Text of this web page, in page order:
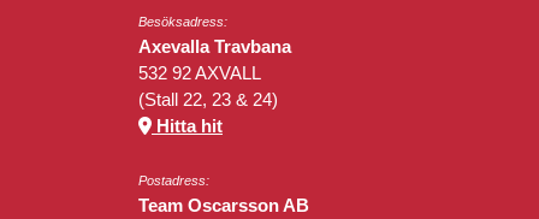
Besöksadress:
Axevalla Travbana
532 92 AXVALL
(Stall 22, 23 & 24)
Hitta hit
Postadress:
Team Oscarsson AB